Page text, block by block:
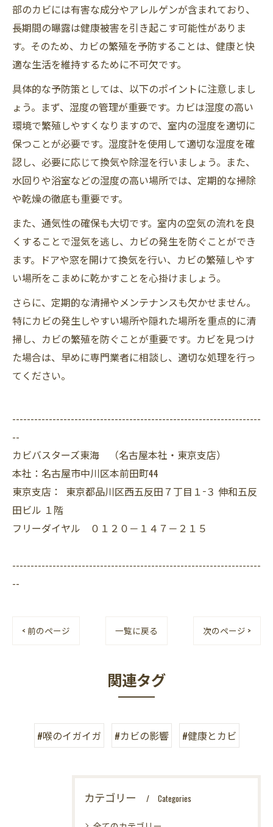
部のカビには有害な成分やアレルゲンが含まれており、
長期間の曝露は健康被害を引き起こす可能性がありま
す。そのため、カビの繁殖を予防することは、健康と快
適な生活を維持するために不可欠です。
具体的な予防策としては、以下のポイントに注意しまし
ょう。まず、湿度の管理が重要です。カビは湿度の高い
環境で繁殖しやすくなりますので、室内の湿度を適切に
保つことが必要です。湿度計を使用して適切な湿度を確
認し、必要に応じて換気や除湿を行いましょう。また、
水回りや浴室などの湿度の高い場所では、定期的な掃除
や乾燥の徹底も重要です。
また、通気性の確保も大切です。室内の空気の流れを良
くすることで湿気を逃し、カビの発生を防ぐことができ
ます。ドアや窓を開けて換気を行い、カビの繁殖しやす
い場所をこまめに乾かすことを心掛けましょう。
さらに、定期的な清掃やメンテナンスも欠かせません。
特にカビの発生しやすい場所や隠れた場所を重点的に清
掃し、カビの繁殖を防ぐことが重要です。カビを見つけ
た場合は、早めに専門業者に相談し、適切な処理を行っ
てください。
--------------------------------------------------------------------
--
カビバスターズ東海 （名古屋本社・東京支店）
本社：名古屋市中川区本前田町44
東京支店： 東京都品川区西五反田７丁目１−３ 伸和五反
田ビル １階
フリーダイヤル ０１２０－１４７－２１５
--------------------------------------------------------------------
--
< 前のページ 一覧に戻る 次のページ >
関連タグ
#喉のイガイガ #カビの影響 #健康とカビ
カテゴリー Categories